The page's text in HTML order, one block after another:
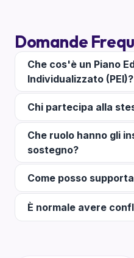
Domande
Che cos'è un Piano
Individualizzato (PEI)?
Chi partecipa alla
Che ruolo hanno gli
sostegno?
Come posso
È normale avere